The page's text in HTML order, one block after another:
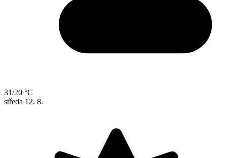
31/20 °C
středa 12. 8.